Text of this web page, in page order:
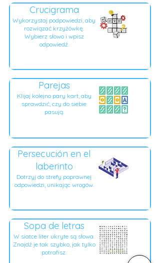
Crucigrama
Wykorzystaj podpowiedzi, aby
rozwiązać krzyżówkę.
Wybierz słowo i wpisz
odpowiedź.
Parejas
Klijaj kolejno pary kart, aby
sprawdzić, czy do siebie
pasują.
Persecución en el
laberinto
Dotrzyj do strefy poprawnej
odpowiedzi, unikając wrogów.
Sopa de letras
W siatce liter ukryte są słowa.
Znajdź je tak szybko, jak tylko
potrafisz.